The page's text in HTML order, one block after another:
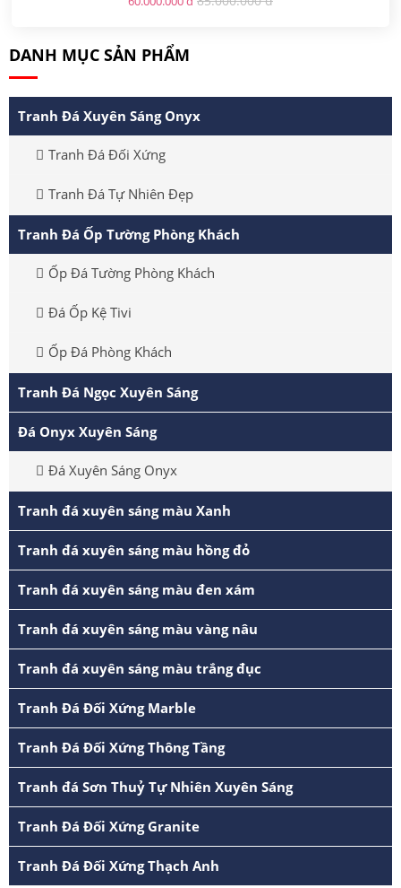
DANH MỤC SẢN PHẨM
Tranh Đá Xuyên Sáng Onyx
Tranh Đá Đối Xứng
Tranh Đá Tự Nhiên Đẹp
Tranh Đá Ốp Tường Phòng Khách
Ốp Đá Tường Phòng Khách
Đá Ốp Kệ Tivi
Ốp Đá Phòng Khách
Tranh Đá Ngọc Xuyên Sáng
Đá Onyx Xuyên Sáng
Đá Xuyên Sáng Onyx
Tranh đá xuyên sáng màu Xanh
Tranh đá xuyên sáng màu hồng đỏ
Tranh đá xuyên sáng màu đen xám
Tranh đá xuyên sáng màu vàng nâu
Tranh đá xuyên sáng màu trắng đục
Tranh Đá Đối Xứng Marble
Tranh Đá Đối Xứng Thông Tầng
Tranh đá Sơn Thuỷ Tự Nhiên Xuyên Sáng
Tranh Đá Đối Xứng Granite
Tranh Đá Đối Xứng Thạch Anh